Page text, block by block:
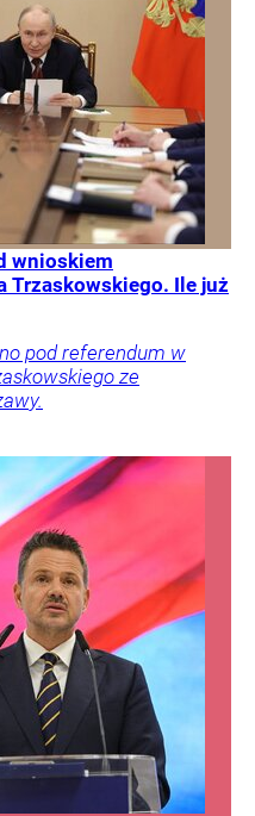
wnioskiem
Trzaskowskiego. Ile już
pod referendum w
ze